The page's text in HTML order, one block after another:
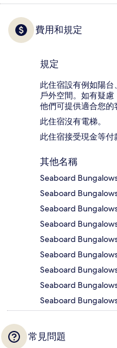
費用和規定
規定
此住宿設有例如陽
戶外空間。如有疑
他們可提供適合您的
此住宿沒有電梯。
此住宿接受現金等付
其他名稱
Seaboard
Seaboard
Seaboard
Seaboard
Seaboard
Seaboard
Seaboard
Seaboard
Seaboard
常見問題